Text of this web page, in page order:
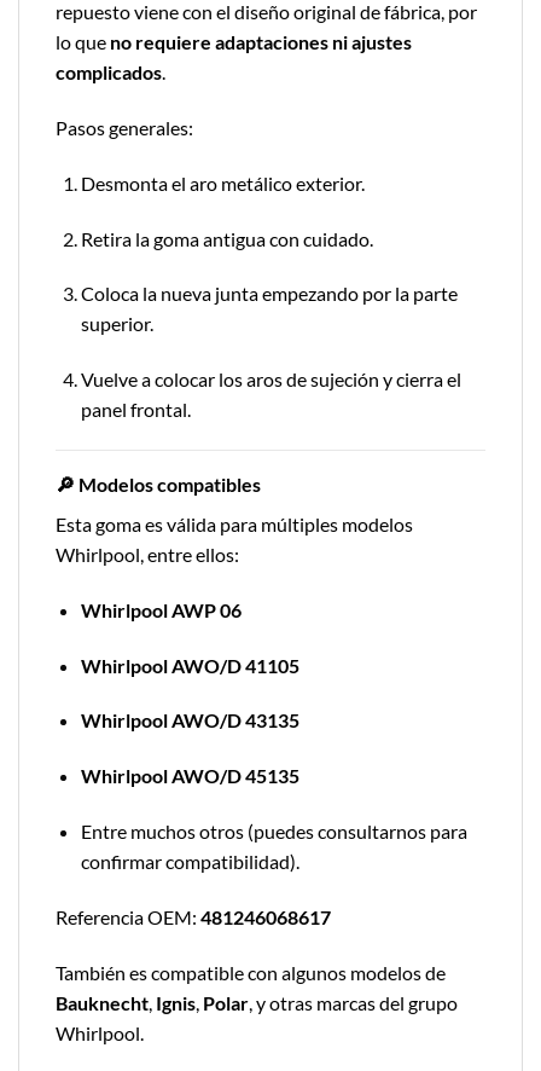
repuesto viene con el diseño original de fábrica, por
lo que no requiere adaptaciones ni ajustes
complicados.
Pasos generales:
Desmonta el aro metálico exterior.
Retira la goma antigua con cuidado.
Coloca la nueva junta empezando por la parte
superior.
Vuelve a colocar los aros de sujeción y cierra el
panel frontal.
🔎 Modelos compatibles
Esta goma es válida para múltiples modelos
Whirlpool, entre ellos:
Whirlpool AWP 06
Whirlpool AWO/D 41105
Whirlpool AWO/D 43135
Whirlpool AWO/D 45135
Entre muchos otros (puedes consultarnos para
confirmar compatibilidad).
Referencia OEM: 481246068617
También es compatible con algunos modelos de
Bauknecht Ignis Polar , y otras marcas del grupo
Whirlpool.